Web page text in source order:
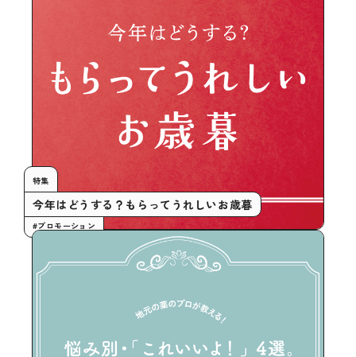
特集
今年はどうする？もらってうれしいお歳暮
#プロモーション